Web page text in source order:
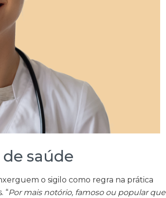
saúde
o sigilo como regra na prática
“Por mais notório, famoso ou popular que